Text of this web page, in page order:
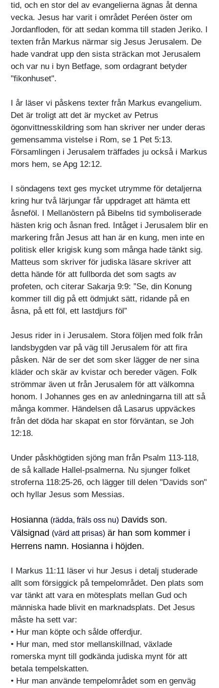
tid, och en stor del av evangelierna ägnas åt denna
vecka. Jesus har varit i området Peréen öster om
Jordanfloden, för att sedan komma till staden Jeriko. I
texten från Markus närmar sig Jesus Jerusalem. De
hade vandrat upp den sista sträckan mot Jerusalem
och var nu i byn Betfage, som ordagrant betyder
"fikonhuset".
I år läser vi påskens texter från Markus evangelium.
Det är troligt att det är mycket av Petrus
ögonvittnesskildring som han skriver ner under deras
gemensamma vistelse i Rom, se 1 Pet 5:13.
Församlingen i Jerusalem träffades ju också i Markus
mors hem, se Apg 12:12.
I söndagens text ges mycket utrymme för detaljerna
kring hur två lärjungar får uppdraget att hämta ett
åsneföl. I Mellanöstern på Bibelns tid symboliserade
hästen krig och åsnan fred. Intåget i Jerusalem blir en
markering från Jesus att han är en kung, men inte en
politisk eller krigisk kung som många hade tänkt sig.
Matteus som skriver för judiska läsare skriver att
detta hände för att fullborda det som sagts av
profeten, och citerar Sakarja 9:9: ”Se, din Konung
kommer till dig på ett ödmjukt sätt, ridande på en
åsna, på ett föl, ett lastdjurs föl”
Jesus rider in i Jerusalem. Stora följen med folk från
landsbygden var på väg till Jerusalem för att fira
påsken. När de ser det som sker lägger de ner sina
kläder och skär av kvistar och bereder vägen. Folk
strömmar även ut från Jerusalem för att välkomna
honom. I Johannes ges en av anledningarna till att så
många kommer. Händelsen då Lasarus uppväckes
från det döda har skapat en stor förväntan, se Joh
12:18.
Under påskhögtiden sjöng man från Psalm 113-118,
de så kallade Hallel-psalmerna. Nu sjunger folket
stroferna 118:25-26, och lägger till delen "Davids son"
och hyllar Jesus som Messias.
Hosianna (rädda, fräls oss nu) Davids son.
Välsignad (värd att prisas) är han som kommer i
Herrens namn. Hosianna i höjden.
I Markus 11:11 läser vi hur Jesus i detalj studerade
allt som försiggick på tempelområdet. Den plats som
var tänkt att vara en mötesplats mellan Gud och
människa hade blivit en marknadsplats. Det Jesus
måste ha sett var:
• Hur man köpte och sålde offerdjur.
• Hur man, med stor mellanskillnad, växlade
romerska mynt till godkända judiska mynt för att
betala tempelskatten.
• Hur man använde tempelområdet som en genväg